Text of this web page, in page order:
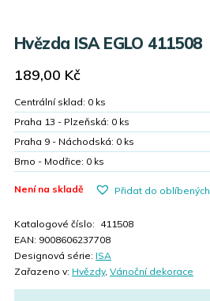
Hvězda ISA EGLO 411508
189,00 Kč
Centrální sklad: 0 ks
Praha 13 - Plzeňská: 0 ks
Praha 9 - Náchodská: 0 ks
Brno - Modřice: 0 ks
Není na skladě Přidat do oblíbených
Katalogové číslo: 411508
EAN: 9008606237708
Designová série: ISA
Zařazeno v: Hvězdy, Vánoční dekorace